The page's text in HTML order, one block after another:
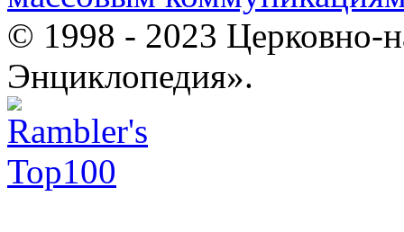
© 1998 - 2023 Церковно-
Энциклопедия».